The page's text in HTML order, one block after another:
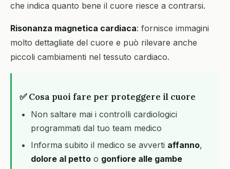
che indica quanto bene il cuore riesce a contrarsi.
Risonanza magnetica cardiaca: fornisce immagini
molto dettagliate del cuore e può rilevare anche
piccoli cambiamenti nel tessuto cardiaco.
✅ Cosa puoi fare per proteggere il cuore
Non saltare mai i controlli cardiologici
programmati dal tuo team medico
Informa subito il medico se avverti affanno,
dolore al petto o gonfiore alle gambe